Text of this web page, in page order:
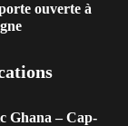
ouverte à
Ghana – Cap-